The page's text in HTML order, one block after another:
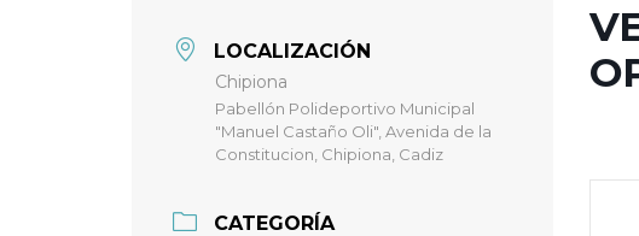
LOCALIZACIÓN
Chipiona
Pabellón Polideportivo Municipal
"Manuel Castaño Oli", Avenida de la
Constitucion, Chipiona, Cadiz
CATEGORÍA